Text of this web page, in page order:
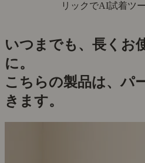
リックでAI試着ツ
いつまでも、長くお
に。
こちらの製品は、パ
きます。